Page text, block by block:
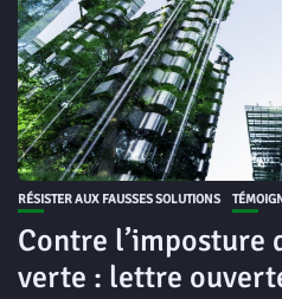
RÉSISTER AUX FAUSSES SOLUTIONS
Contre l’imposture
verte : lettre